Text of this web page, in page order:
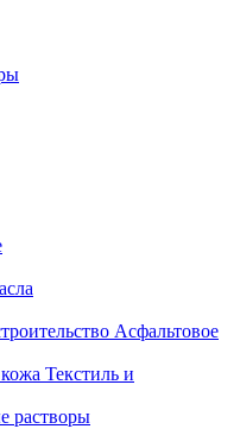
Асфальтовое
Текстиль и
растворы